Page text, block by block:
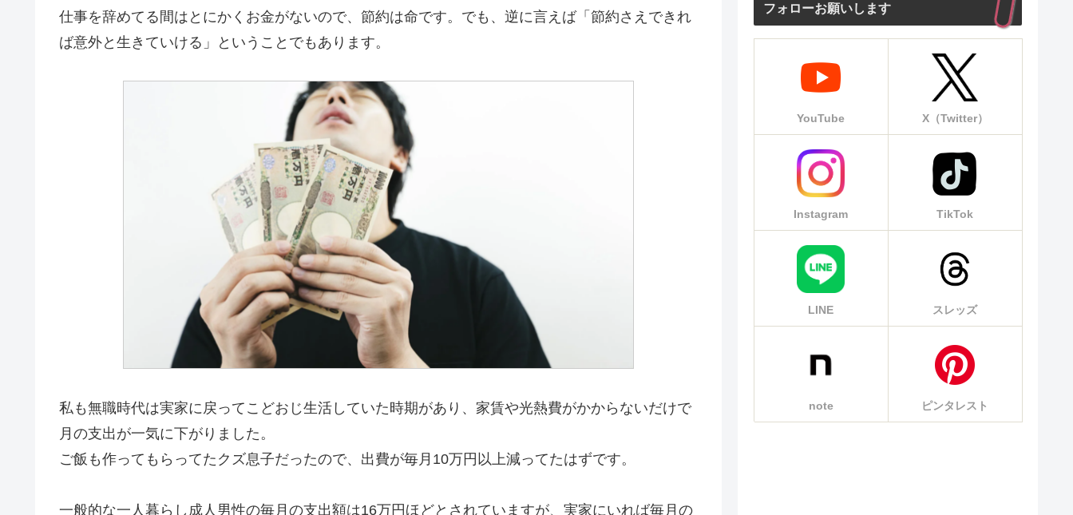
仕事を辞めてる間はとにかくお金がないので、節約は命です。でも、逆に言えば「節約さえできれ
ば意外と生きていける」ということでもあります。
私も無職時代は実家に戻ってこどおじ生活していた時期があり、家賃や光熱費がかからないだけで
月の支出が一気に下がりました。
ご飯も作ってもらってたクズ息子だったので、出費が毎月10万円以上減ってたはずです。
一般的な一人暮らし成人男性の毎月の支出額は16万円ほどとされていますが、実家にいれば毎月の
フォローお願いします
YouTube X（Twitter）
Instagram TikTok
LINE スレッズ
note ピンタレスト